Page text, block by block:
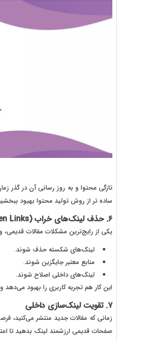
تازگی محتوا و به روز رسانی آن در گذر
ساده تر از روش تولید محتوا بهیود
۶. حذف لینک‌های خراب (Broken Links)
یکی از رایج‌ترین مشکلات مقالات
لینک‌های شکسته حذف شوند.
منابع معتبر جایگزین شوند.
لینک‌های داخلی اصلاح شوند.
این کار هم تجربه کاربری را بهبود
۷. تقویت لینک‌سازی داخلی
زمانی که مقالات جدید منتشر می‌کنید،
صفحات قدیمی ارزشمند لینک بدهید تا